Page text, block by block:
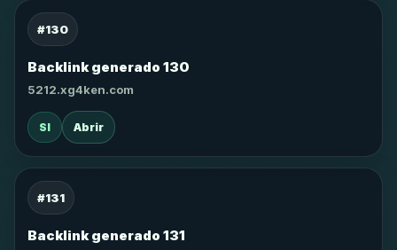
#130
Backlink generado 130
5212.xg4ken.com
SI Abrir
#131
Backlink generado 131